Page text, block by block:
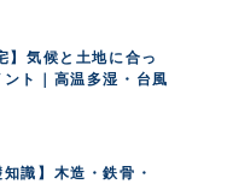
】気候と土地に合っ
ト｜高温多湿・台風
知識】木造・鉄骨・